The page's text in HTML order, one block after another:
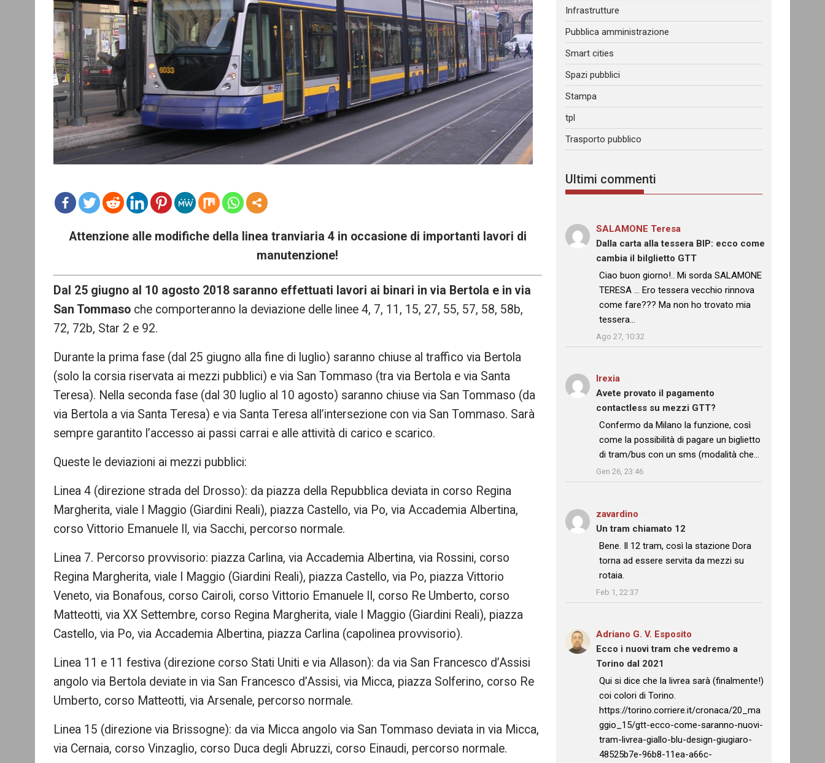
re
Attenzione alle modifiche della linea tranviaria 4 in occasione di importanti lavori di
manutenzione!
Dal 25 giugno al 10 agosto 2018 saranno effettuati lavori ai binari in via Bertola e in via
San Tommaso che comporteranno la deviazione delle linee 4, 7, 11, 15, 27, 55, 57, 58, 58b,
72, 72b, Star 2 e 92.
Durante la prima fase (dal 25 giugno alla fine di luglio) saranno chiuse al traffico via Bertola
(solo la corsia riservata ai mezzi pubblici) e via San Tommaso (tra via Bertola e via Santa
Teresa). Nella seconda fase (dal 30 luglio al 10 agosto) saranno chiuse via San Tommaso (da
via Bertola a via Santa Teresa) e via Santa Teresa all’intersezione con via San Tommaso. Sarà
sempre garantito l’accesso ai passi carrai e alle attività di carico e scarico.
Queste le deviazioni ai mezzi pubblici:
Linea 4 (direzione strada del Drosso): da piazza della Repubblica deviata in corso Regina
Margherita, viale I Maggio (Giardini Reali), piazza Castello, via Po, via Accademia Albertina,
corso Vittorio Emanuele II, via Sacchi, percorso normale.
Linea 7. Percorso provvisorio: piazza Carlina, via Accademia Albertina, via Rossini, corso
Regina Margherita, viale I Maggio (Giardini Reali), piazza Castello, via Po, piazza Vittorio
Veneto, via Bonafous, corso Cairoli, corso Vittorio Emanuele II, corso Re Umberto, corso
Matteotti, via XX Settembre, corso Regina Margherita, viale I Maggio (Giardini Reali), piazza
Castello, via Po, via Accademia Albertina, piazza Carlina (capolinea provvisorio).
Linea 11 e 11 festiva (direzione corso Stati Uniti e via Allason): da via San Francesco d’Assisi
angolo via Bertola deviate in via San Francesco d’Assisi, via Micca, piazza Solferino, corso Re
Umberto, corso Matteotti, via Arsenale, percorso normale.
Linea 15 (direzione via Brissogne): da via Micca angolo via San Tommaso deviata in via Micca,
via Cernaia, corso Vinzaglio, corso Duca degli Abruzzi, corso Einaudi, percorso normale.
Infrastrutture
Pubblica amministrazione
Smart cities
Spazi pubblici
Stampa
tpl
Trasporto pubblico
Ultimi commenti
SALAMONE Teresa
Dalla carta alla tessera BIP: ecco come
cambia il bilglietto GTT
: “
Ciao buon giorno!.. Mi sorda SALAMONE
TERESA … Ero tessera vecchio rinnova
come fare??? Ma non ho trovato mia
tessera…
Ago 27, 10:32
Irexia
Avete provato il pagamento
contactless su mezzi GTT?
: “
Confermo da Milano la funzione, così
come la possibilità di pagare un biglietto
di tram/bus con un sms (modalità che…
Gen 26, 23:46
zavardino
Un tram chiamato 12
: “
Bene. Il 12 tram, così la stazione Dora
torna ad essere servita da mezzi su
rotaia.
Feb 1, 22:37
Adriano G. V. Esposito
Ecco i nuovi tram che vedremo a
Torino dal 2021
: “
Qui si dice che la livrea sarà (finalmente!)
coi colori di Torino.
https://torino.corriere.it/cronaca/20_ma
ggio_15/gtt-ecco-come-saranno-nuovi-
tram-livrea-giallo-blu-design-giugiaro-
48525b7e-96b8-11ea-a66c-